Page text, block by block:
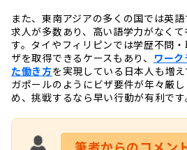
また、東南アジアの多くの国では英語
求人が多数あり、高い語学力がなく
す。タイやフィリピンでは学歴不問
ザを取得できるケースもあり、
ワー
た働き方を実現している日本人も増
ガポールのようにビザ要件が年々厳
め、挑戦するなら早い行動が有利です
筆者からのコメン